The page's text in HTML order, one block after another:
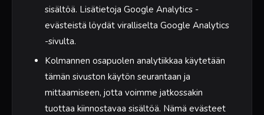
sisältöä. Lisätietoja Google Analytics -
evästeistä löydät viralliselta Google Analytics
-sivulta.
Kolmannen osapuolen analytiikkaa käytetään
tämän sivuston käytön seurantaan ja
mittaamiseen, jotta voimme jatkossakin
tuottaa kiinnostavaa sisältöä. Nämä evästeet